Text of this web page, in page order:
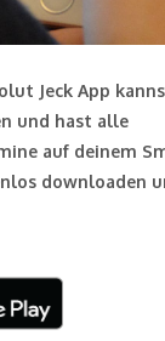
Jeck App
und hast alle
auf deinem
downloaden